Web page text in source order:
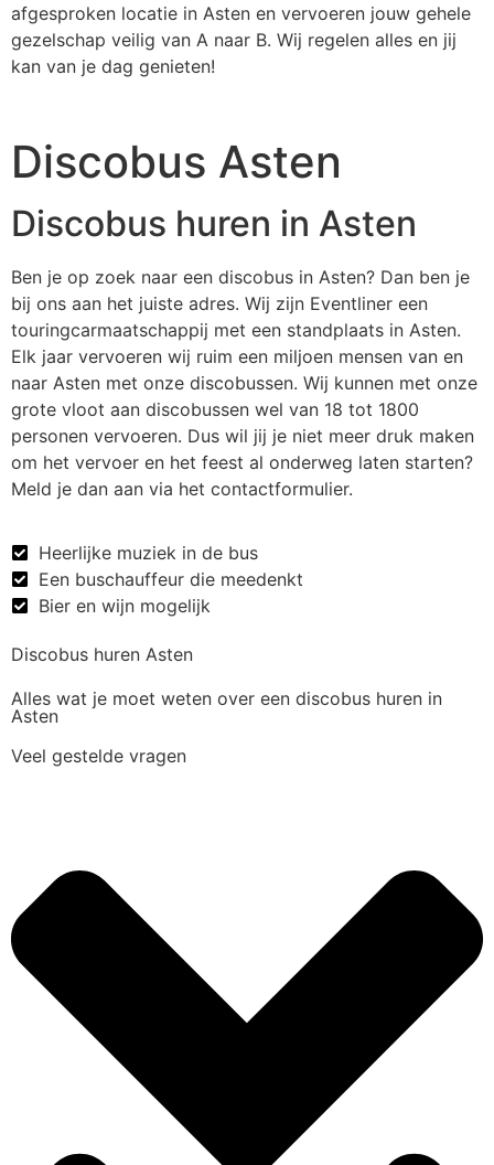
afgesproken locatie in Asten en vervoeren jouw gehele
gezelschap veilig van A naar B. Wij regelen alles en jij
kan van je dag genieten!
Discobus huren Asten
Discobus Asten
Discobus huren in Asten
Ben je op zoek naar een discobus in Asten? Dan ben je
bij ons aan het juiste adres. Wij zijn Eventliner een
touringcarmaatschappij met een standplaats in Asten.
Elk jaar vervoeren wij ruim een miljoen mensen van en
naar Asten met onze discobussen. Wij kunnen met onze
grote vloot aan discobussen wel van 18 tot 1800
personen vervoeren. Dus wil jij je niet meer druk maken
om het vervoer en het feest al onderweg laten starten?
Meld je dan aan via het contactformulier.
Heerlijke muziek in de bus
Een buschauffeur die meedenkt
Bier en wijn mogelijk
Alles wat je moet weten over een discobus huren in
Asten
Veel gestelde vragen